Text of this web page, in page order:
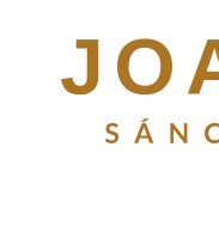
contenido